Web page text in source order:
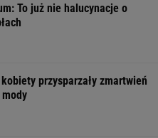
To już nie halucynacje o
przysparzały zmartwień